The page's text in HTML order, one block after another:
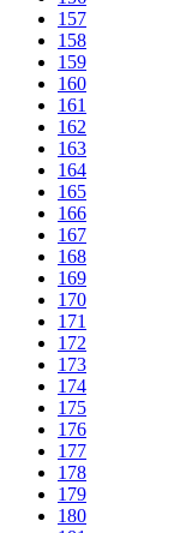
157
158
159
160
161
162
163
164
165
166
167
168
169
170
171
172
173
174
175
176
177
178
179
180